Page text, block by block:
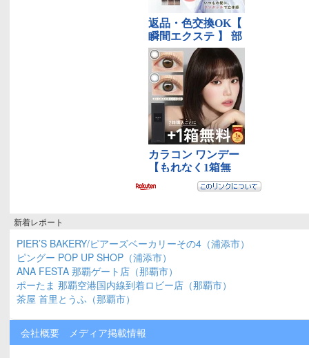
新着レポート
PIER’S BAKERY/ピアーズベーカリーその4（浦添市）
ピングー POP UP SHOP（浦添市）
ANA FESTA 那覇ゲート店（那覇市）
ポーたま 那覇空港国内線到着ロビー店（那覇市）
茶屋 首里とうふ（那覇市）
会社概要 メディア掲載情報